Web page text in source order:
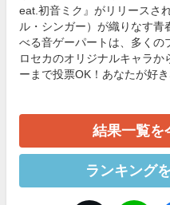
eat.初音ミク』がリリースさ
ル・シンガー）が織りなす
べる音ゲーパートは、多くの
ロセカのオリジナルキャラか
ーまで投票OK！あなたが好
結果一覧を
ランキング